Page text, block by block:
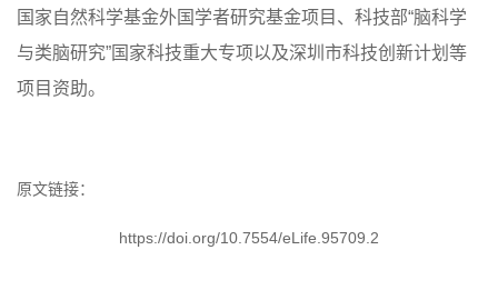
国家自然科学基金外国学者研究基金项目、科技部“脑科学
与类脑研究”国家科技重大专项以及深圳市科技创新计划等
项目资助。
原文链接：
https://doi.org/10.7554/eLife.95709.2